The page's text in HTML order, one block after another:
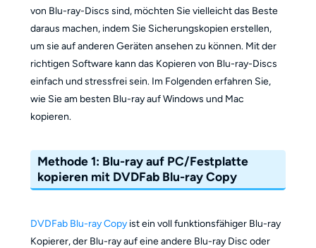
von Blu-ray-Discs sind, möchten Sie vielleicht das Beste
daraus machen, indem Sie Sicherungskopien erstellen,
um sie auf anderen Geräten ansehen zu können. Mit der
richtigen Software kann das Kopieren von Blu-ray-Discs
einfach und stressfrei sein. Im Folgenden erfahren Sie,
wie Sie am besten Blu-ray auf Windows und Mac
kopieren.
Methode 1: Blu-ray auf PC/Festplatte
kopieren mit DVDFab Blu-ray Copy
DVDFab Blu-ray Copyist ein voll funktionsfähiger Blu-ray
Kopierer, der Blu-ray auf eine andere Blu-ray Disc oder